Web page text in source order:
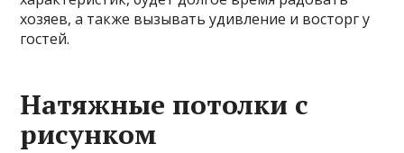
хозяев, а также вызывать удивление и восторг у
гостей.
Натяжные потолки с
рисунком